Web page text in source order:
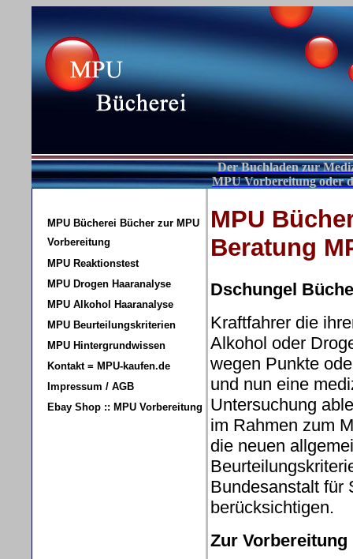
Der Buchladen zur
MPU Vorbereitung oder
MPU Bücherei Bücher zur MPU
Vorbereitung
MPU Reaktionstest
MPU Drogen Haaranalyse
MPU Alkohol Haaranalyse
MPU Beurteilungskriterien
MPU Hintergrundwissen
Kontakt = MPU-kaufen.de
Impressum / AGB
Ebay Shop :: MPU Vorbereitung
MPU
Beratung
Dschungel
Kraftfahrer die
Alkohol oder
wegen Punkte
und nun eine
Untersuchung
im Rahmen zum
die neuen
Bundesanstalt für
berücksichtigen.
Zur Vorbereitung